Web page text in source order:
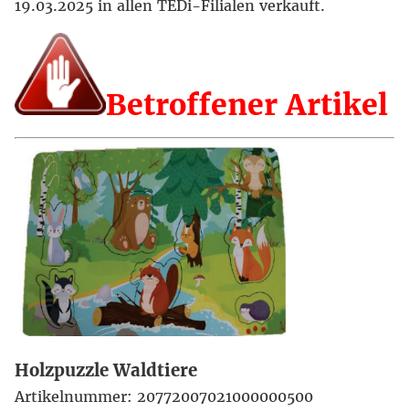
19.03.2025 in allen TEDi-Filialen verkauft.
Betroffener Artikel
Holzpuzzle Waldtiere
Artikelnummer: 20772007021000000500